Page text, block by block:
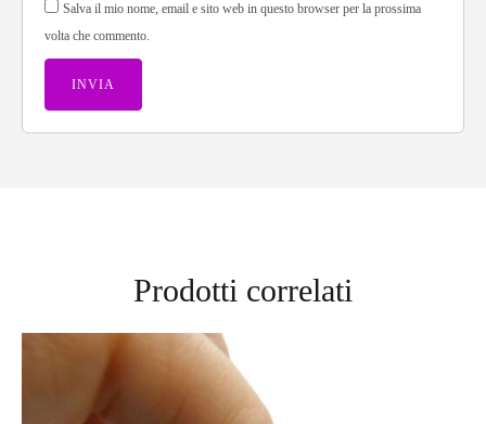
Salva il mio nome, email e sito web in questo browser per la prossima
volta che commento.
Prodotti correlati